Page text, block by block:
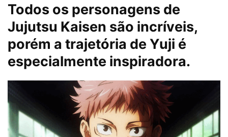
Todos os personagens de
Jujutsu Kaisen são incríveis,
porém a trajetória de Yuji é
especialmente inspiradora.